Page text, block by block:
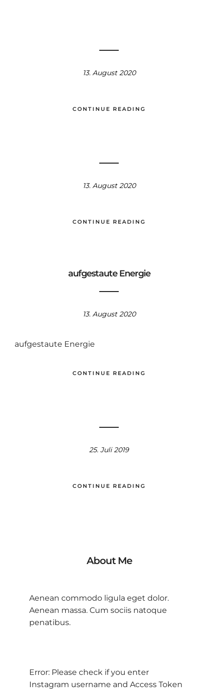
13. August 2020
CONTINUE READING
13. August 2020
CONTINUE READING
aufgestaute Energie
13. August 2020
aufgestaute Energie
CONTINUE READING
25. Juli 2019
CONTINUE READING
About Me
Aenean commodo ligula eget dolor.
Aenean massa. Cum sociis natoque
penatibus.
Error: Please check if you enter
Instagram username and Access Token